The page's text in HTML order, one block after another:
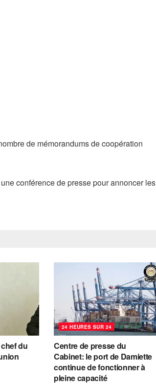
de mémorandums de coopération
conférence de presse pour annoncer les
du
24 HEURES SUR 24
Centre de presse du
Cabinet: le port de Damiette
continue de fonctionner à
pleine capacité